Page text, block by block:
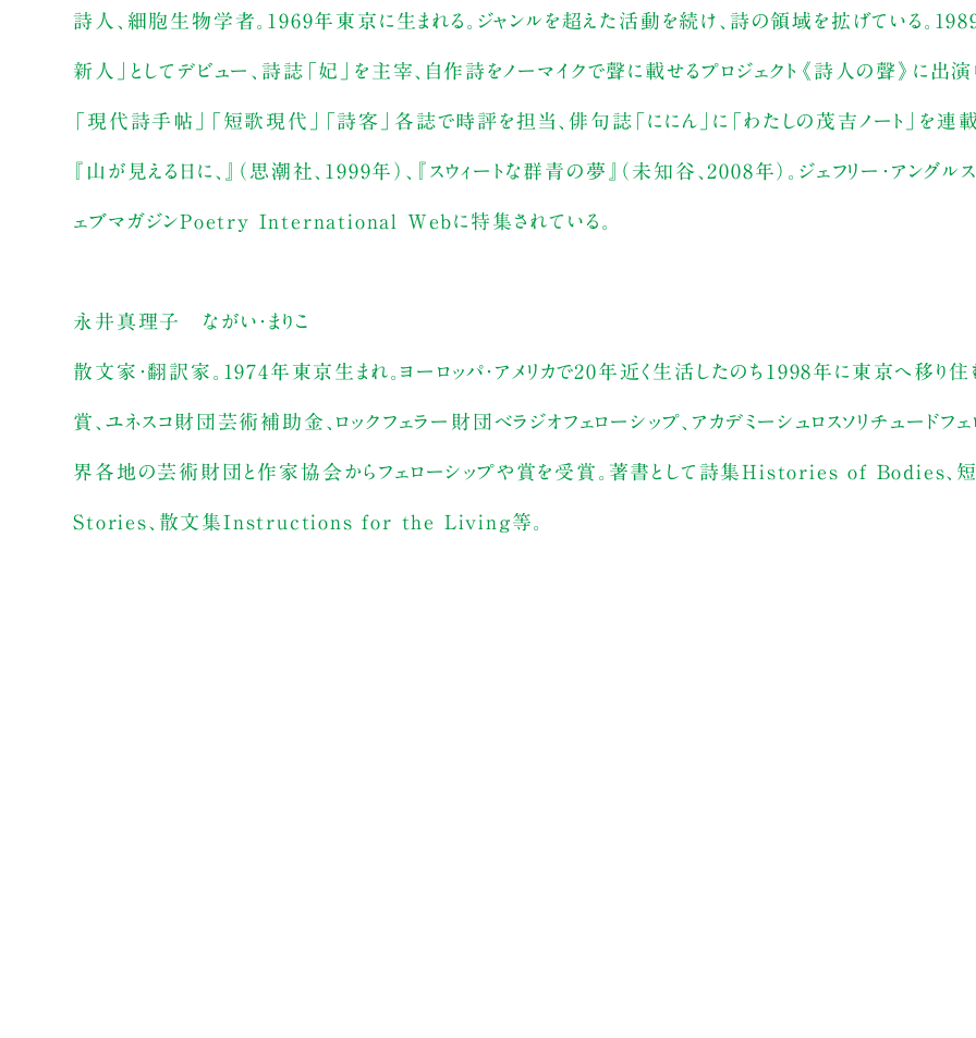
詩人、細胞生物学者。1969年東京に生まれる。ジャンルを超えた活動を続け、詩の領域を拡げている。1989
新人」としてデビュー、詩誌「妃」を主宰、自作詩をノーマイクで聲に載せるプロジェクト《詩人の聲》に出演
「現代詩手帖」「短歌現代」「詩客」各誌で時評を担当、俳句誌「ににん」に「わたしの茂吉ノート」を連
『山が見える日に、』（思潮社、1999年）、『スウィートな群青の夢』（未知谷、2008年）。ジェフリー・アングル
ェブマガジンPoetry International Webに特集されている。
永井真理子 ながい・まりこ
散文家・翻訳家。1974年東京生まれ。ヨーロッパ・アメリカで20年近く生活したのち1998年に東京へ移り住
賞、ユネスコ財団芸術補助金、ロックフェラー財団べラジオフェローシップ、アカデミーシュロスソリチュードフ
界各地の芸術財団と作家協会からフェローシップや賞を受賞。著書として詩集Histories of Bodies
Stories、散文集Instructions for the Living等。